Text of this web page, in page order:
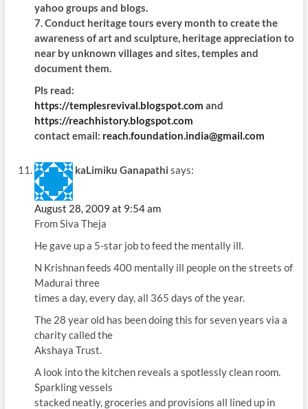
yahoo groups and blogs.
7. Conduct heritage tours every month to create the
awareness of art and sculpture, heritage appreciation to
near by unknown villages and sites, temples and
document them.
Pls read:
https://templesrevival.blogspot.com and
https://reachhistory.blogspot.com
contact email: reach.foundation.india@gmail.com
kaLimiku Ganapathi says:
August 28, 2009 at 9:54 am
From Siva Theja
He gave up a 5-star job to feed the mentally ill.
N Krishnan feeds 400 mentally ill people on the streets of
Madurai three
times a day, every day, all 365 days of the year.
The 28 year old has been doing this for seven years via a
charity called the
Akshaya Trust.
A look into the kitchen reveals a spotlessly clean room.
Sparkling vessels
stacked neatly, groceries and provisions all lined up in